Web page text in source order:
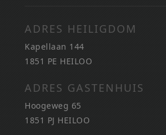
ADRES HEILIGDOM
Kapellaan 144
1851 PE HEILOO
ADRES GASTENHUIS
Hoogeweg 65
1851 PJ HEILOO